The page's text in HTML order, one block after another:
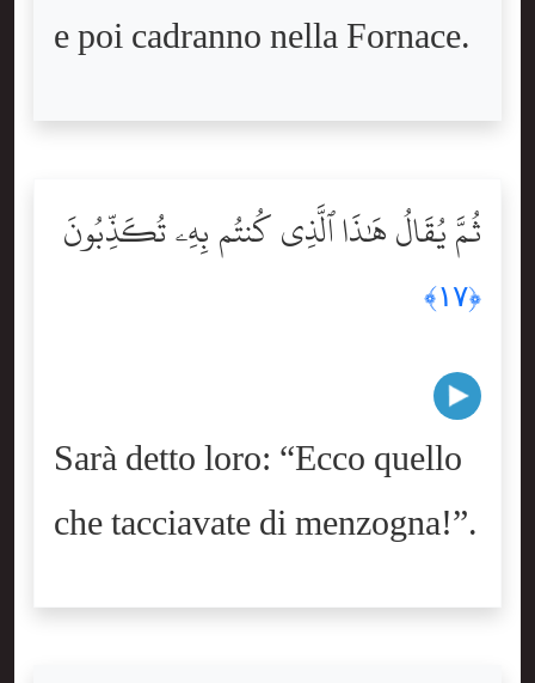
e poi cadranno nella Fornace.
ثُمَّ يُقَالُ هَٰذَا ٱلَّذِى كُنتُم بِهِۦ تُكَذِّبُونَ
﴿١٧﴾
Sarà detto loro: “Ecco quello
che tacciavate di menzogna!”.